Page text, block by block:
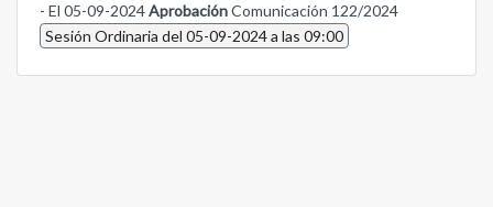
- El 05-09-2024AprobaciónComunicación 122/2024
Sesión Ordinaria del 05-09-2024 a las 09:00